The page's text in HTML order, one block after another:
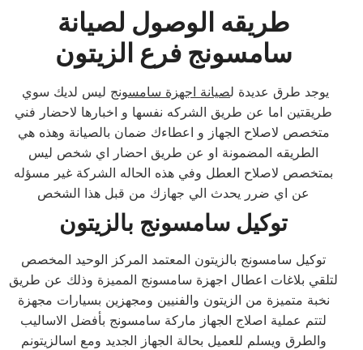
طريقه الوصول لصيانة
سامسونج فرع الزيتون
يوجد طرق عديدة لصيانة اجهزة سامسونج ليس لديك سوي
طريقتين اما عن طريق الشركه نفسها و اخبارها لاحضار فني
متخصص لاصلاح الجهاز و اعطاءك ضمان بالصيانة وهذه هي
الطريقه المضمونة او عن طريق احضار اي شخص ليس
بمتخصص لاصلاح العطل وفي هذه الحاله الشركة غير مسؤله
عن اي ضرر يحدث الي جهازك من قبل هذا الشخص
توكيل سامسونج بالزيتون
توكيل سامسونج بالزيتون المعتمد المركز الوحيد المخصص
لتلقي بلاغات اعطال اجهزة سامسونج المميزة وذلك عن طريق
نخبة متميزة من الزيتون والفنيين ومجهزين بسيارات مجهزة
لتتم عملية اصلاج الجهاز ماركة سامسونج بأفضل الاساليب
والطرق ويسلم للعميل بحالة الجهاز الجديد ومع اسالزيتونم